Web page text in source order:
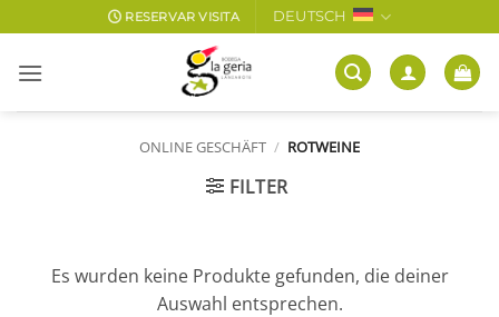
Inhalt
springen
RESERVAR VISITA DEUTSCH
ONLINE GESCHÄFT / ROTWEINE
FILTER
Es wurden keine Produkte gefunden, die deiner
Auswahl entsprechen.